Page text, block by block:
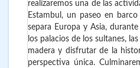
realizaremos una de las
Estambul, un paseo en
separa Europa y Asia,
los palacios de los sultanes,
madera y disfrutar de la
perspectiva única.